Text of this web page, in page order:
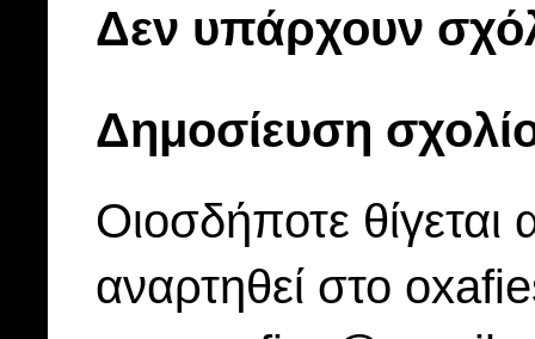
Δεν υπάρχουν
Δημοσίευση
Οιοσδήποτε
αναρτηθεί στο